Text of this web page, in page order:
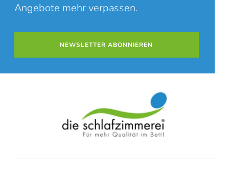
Angebote mehr verpassen.
NEWSLETTER ABONNIEREN